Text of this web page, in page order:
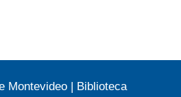
Montevideo | Biblioteca